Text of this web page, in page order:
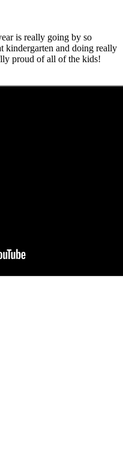
is really going by so
and doing really
proud of all of the kids!